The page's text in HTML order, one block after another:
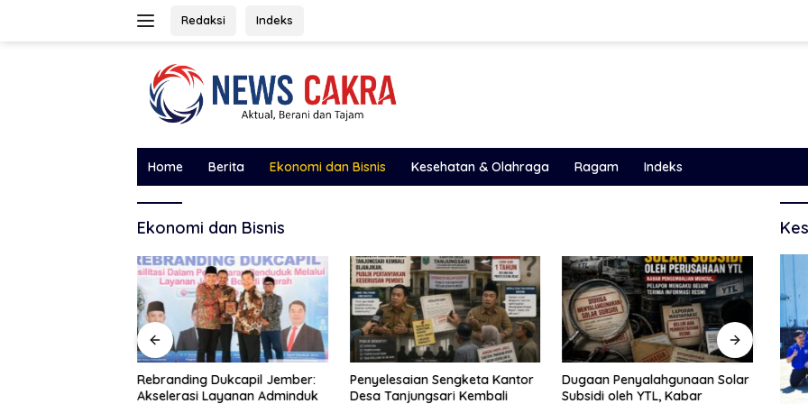
Redaksi Indeks
Home Berita Ekonomi dan Bisnis Kesehatan & Olahraga Ragam Indeks
Ekonomi dan Bisnis
Rebranding Dukcapil Jember:
Akselerasi Layanan Adminduk
Penyelesaian Sengketa Kantor
Desa Tanjungsari Kembali
Dugaan Penyalahgunaan Solar
Subsidi oleh YTL, Kabar